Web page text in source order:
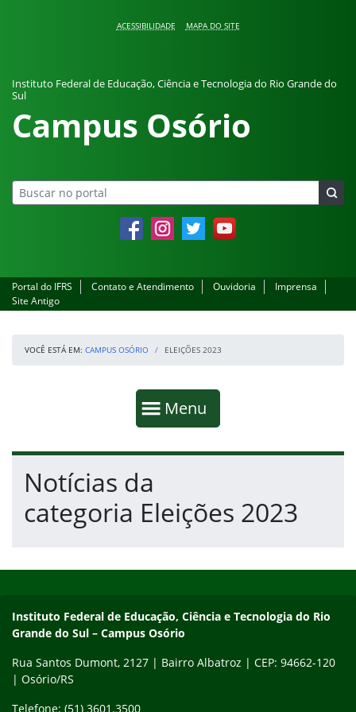
ACESSIBILIDADE MAPA DO SITE
Instituto Federal de Educação, Ciência e Tecnologia do Rio Grande do
Sul
Campus Osório
FacebookInstagramTwitter YouTube
Portal do IFRS Contato e Atendimento Ouvidoria
Imprensa
Site Antigo
VOCÊ ESTÁ EM: CAMPUS OSÓRIO ELEIÇÕES 2023
Mostrar
Menu
Fim da navegação
Início do conteúdo
Notícias da
categoria Eleições 2023
Instituto Federal de Educação, Ciência e Tecnologia do Rio
Instituto Federal de Educação, Ciência e Tecnologia do Rio
Grande do Sul – Campus Osório
Rua Santos Dumont, 2127 | Bairro Albatroz | CEP: 94662-120
| Osório/RS
Telefone: (51) 3601.3500